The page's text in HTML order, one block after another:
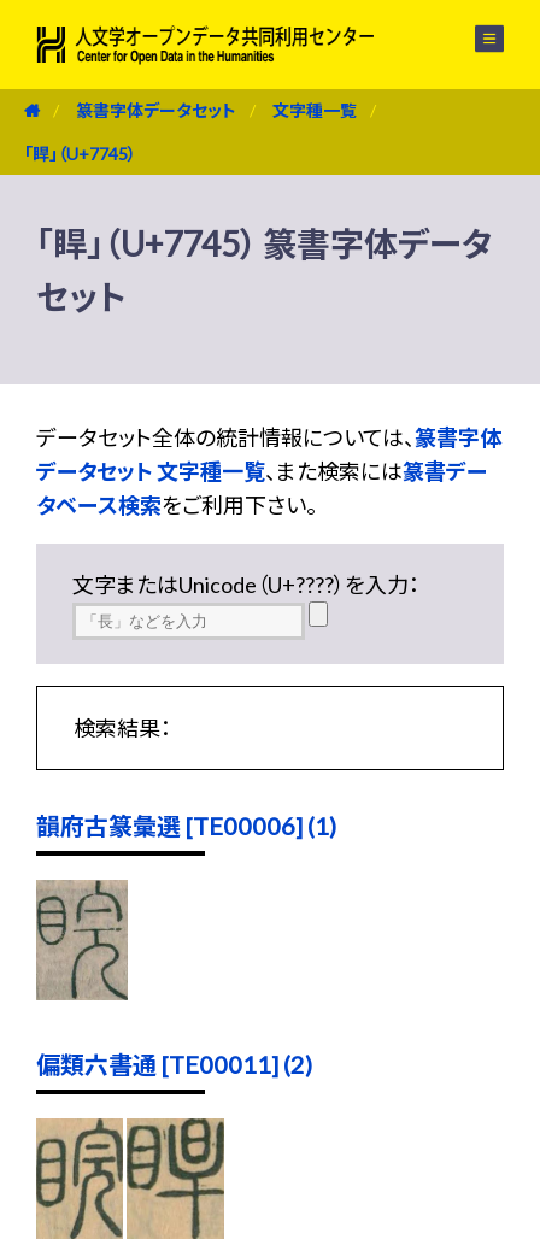
篆書字体データセット 文字種一覧
「睅」（U+7745）
「睅」（U+7745） 篆書字体データ
セット
データセット全体の統計情報については、篆書字体
データセット 文字種一覧、また検索には篆書デー
タベース検索をご利用下さい。
文字またはUnicode（U+????）を入力：
検索結果：
韻府古篆彙選 [TE00006] (1)
偏類六書通 [TE00011] (2)